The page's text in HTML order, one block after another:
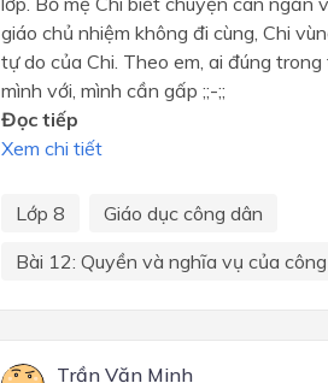
giáo chủ nhiệm không đi cùng, Chi
tự do của Chi. Theo em, ai đúng
mình với, mình cần gấp ;;-;;
Đọc tiếp
Xem chi tiết
Lớp 8
Giáo dục công dân
Bài 12: Quyền và nghĩa vụ của công
Trần Văn Minh